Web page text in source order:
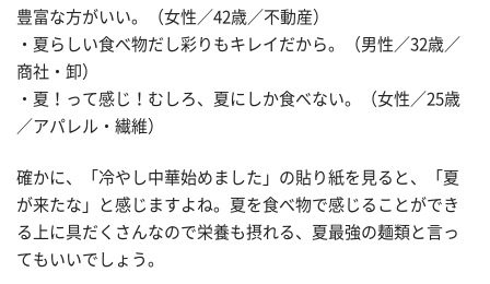
豊富な方がいい。（女性／42歳／不動産）
・夏らしい食べ物だし彩りもキレイだから。（男性／32歳／
商社・卸）
・夏！って感じ！むしろ、夏にしか食べない。（女性／25歳
／アパレル・繊維）
確かに、「冷やし中華始めました」の貼り紙を見ると、「夏
が来たな」と感じますよね。夏を食べ物で感じることができ
る上に具だくさんなので栄養も摂れる、夏最強の麺類と言っ
てもいいでしょう。